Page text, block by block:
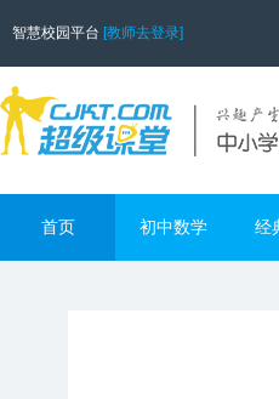
智慧校园平台 [教师去登录]
首页 初中数学 经